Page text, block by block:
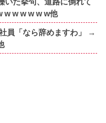
w w w w w w他
員「なら辞めますわ」 →